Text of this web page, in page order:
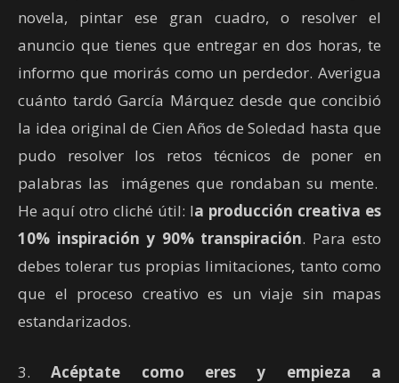
novela, pintar ese gran cuadro, o resolver el
anuncio que tienes que entregar en dos horas, te
informo que morirás como un perdedor. Averigua
cuánto tardó García Márquez desde que concibió
la idea original de Cien Años de Soledad hasta que
pudo resolver los retos técnicos de poner en
palabras las imágenes que rondaban su mente.
He aquí otro cliché útil: la producción creativa es
10% inspiración y 90% transpiración. Para esto
debes tolerar tus propias limitaciones, tanto como
que el proceso creativo es un viaje sin mapas
estandarizados.
3.Acéptate como eres y empieza a